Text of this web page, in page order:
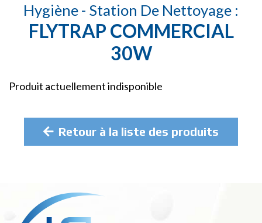
Hygiène - Station De Nettoyage :
FLYTRAP COMMERCIAL
30W
Produit actuellement indisponible
Retour à la liste des produits